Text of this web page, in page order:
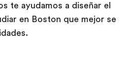
te ayudamos a diseñar el
en Boston que mejor se